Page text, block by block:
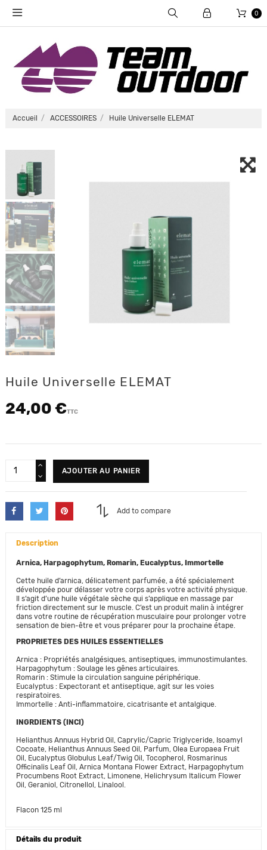
0
Accueil ACCESSOIRES Huile Universelle ELEMAT
Huile Universelle ELEMAT
24,00 €TTC
AJOUTER AU PANIER
Add to compare
Description
Arnica, Harpagophytum, Romarin, Eucalyptus, Immortelle
Cette huile d’arnica, délicatement parfumée, a été spécialement
développée pour délasser votre corps après votre activité physique.
Il s’agit d’une huile végétale sèche qui s’applique en massage par
friction directement sur le muscle. C’est un produit malin à intégrer
dans votre routine de récupération musculaire pour prolonger votre
sensation de bien-être et vous préparer pour la prochaine étape.
PROPRIETES DES HUILES ESSENTIELLES
Arnica : Propriétés analgésiques, antiseptiques, immunostimulantes.
Harpagophytum : Soulage les gênes articulaires.
Romarin : Stimule la circulation sanguine périphérique.
Eucalyptus : Expectorant et antiseptique, agit sur les voies
respiratoires.
Immortelle : Anti-inflammatoire, cicatrisante et antalgique.
INGRDIENTS (INCI)
Helianthus Annuus Hybrid Oil, Caprylic/Capric Triglyceride, Isoamyl
Cocoate, Helianthus Annuus Seed Oil, Parfum, Olea Europaea Fruit
Oil, Eucalyptus Globulus Leaf/Twig Oil, Tocopherol, Rosmarinus
Officinalis Leaf Oil, Arnica Montana Flower Extract, Harpagophytum
Procumbens Root Extract, Limonene, Helichrysum Italicum Flower
Oil, Geraniol, Citronellol, Linalool.
Flacon 125 ml
Détails du produit